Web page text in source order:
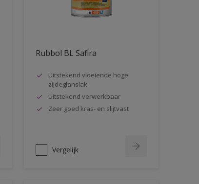
Rubbol BL Safira
Uitstekend vloeiende hoge
zijdeglanslak
Uitstekend verwerkbaar
Zeer goed kras- en slijtvast
Vergelijk